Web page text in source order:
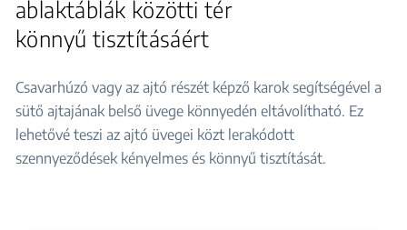
ablaktáblák közötti tér
könnyű tisztításáért
Csavarhúzó vagy az ajtó részét képző karok segítségével a
sütő ajtajának belső üvege könnyedén eltávolítható. Ez
lehetővé teszi az ajtó üvegei közt lerakódott
szennyeződések kényelmes és könnyű tisztítását.